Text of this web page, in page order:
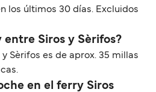
los últimos 30 días. Excluidos
entre Siros y Sèrifos?
Sèrifos es de aprox. 35 millas
en el ferry Siros